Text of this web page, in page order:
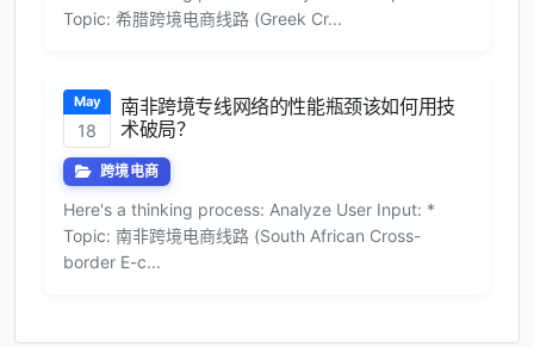
Topic: 希腊跨境电商线路 (Greek Cr...
May
18
南非跨境专线网络的性能瓶颈该如何用技
术破局？
跨境电商
Here's a thinking process: Analyze User Input: *
Topic: 南非跨境电商线路 (South African Cross-
border E-c...